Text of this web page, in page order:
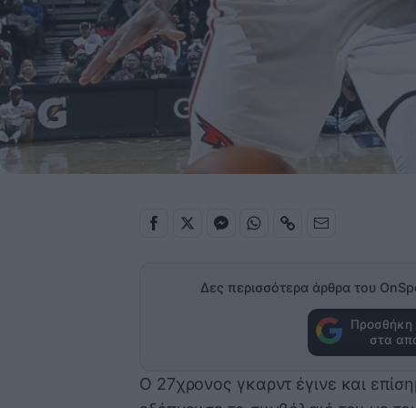
Δες περισσότερα άρθρα του
Προσθήκη
στα
Ο 27χρονος γκαρντ έγινε και